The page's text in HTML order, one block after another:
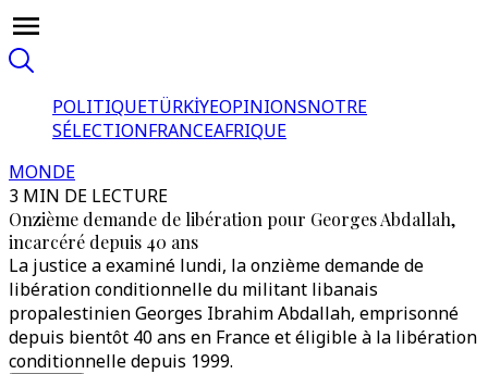
POLITIQUETÜRKİYEOPINIONSNOTRE
SÉLECTIONFRANCEAFRIQUE
MONDE
3 MIN DE LECTURE
Onzième demande de libération pour Georges Abdallah,
incarcéré depuis 40 ans
La justice a examiné lundi, la onzième demande de
libération conditionnelle du militant libanais
propalestinien Georges Ibrahim Abdallah, emprisonné
depuis bientôt 40 ans en France et éligible à la libération
conditionnelle depuis 1999.